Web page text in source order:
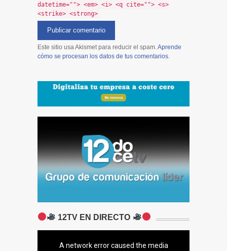
datetime=""> <em> <i> <q cite=""> <s>
<strike> <strong>
Este sitio usa Akismet para reducir el spam.Aprende
cómo se procesan los datos de tus comentarios.
12TV EN DIRECTO
A network error caused the media